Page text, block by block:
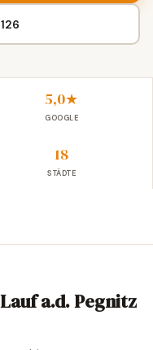
5,0★
GOOGLE
18
STÄDTE
a.d. Pegnitz